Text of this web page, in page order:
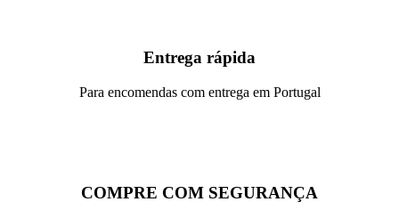
Entrega rápida
Para encomendas com entrega em Portugal
COMPRE COM SEGURANÇA